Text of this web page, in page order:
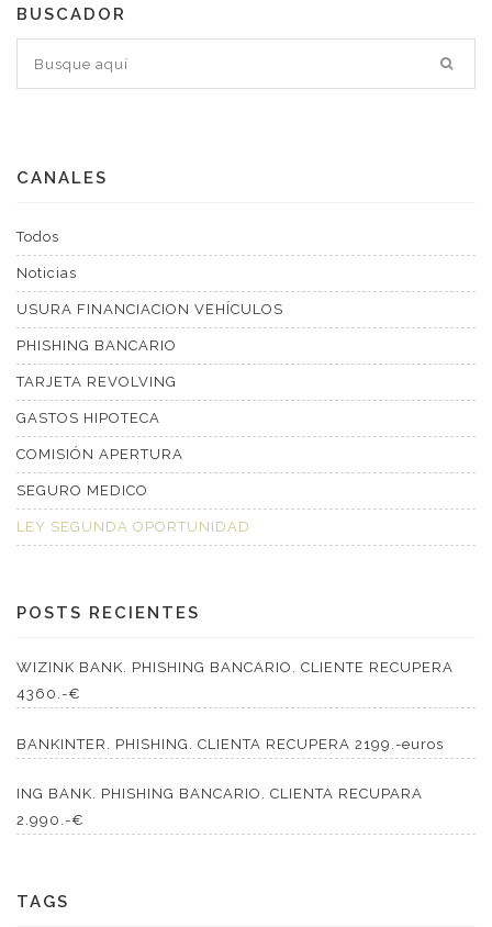
BUSCADOR
CANALES
Todos
Noticias
USURA FINANCIACION VEHÍCULOS
PHISHING BANCARIO
TARJETA REVOLVING
GASTOS HIPOTECA
COMISIÓN APERTURA
SEGURO MEDICO
LEY SEGUNDA OPORTUNIDAD
POSTS RECIENTES
WIZINK BANK. PHISHING BANCARIO. CLIENTE RECUPERA
4360.-€
BANKINTER. PHISHING. CLIENTA RECUPERA 2199.-euros
ING BANK. PHISHING BANCARIO. CLIENTA RECUPARA
2.990.-€
TAGS